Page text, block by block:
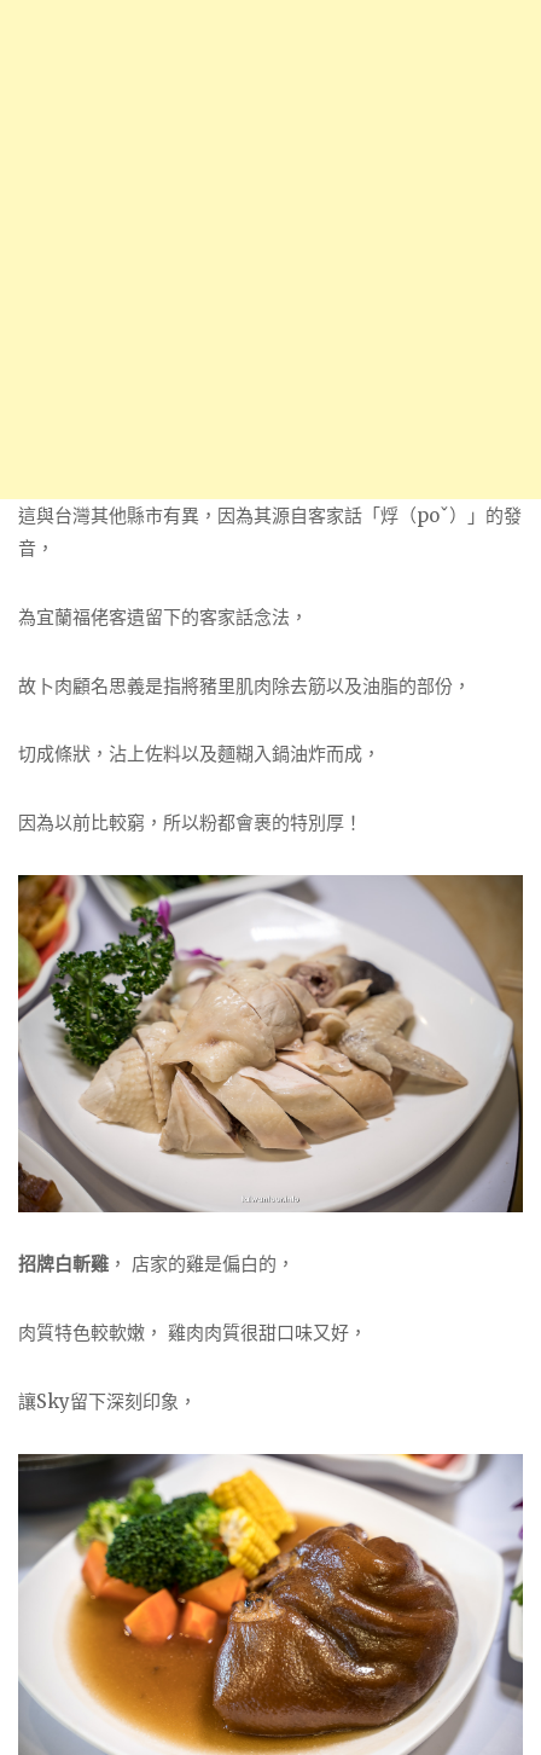
這與台灣其他縣市有異，因為其源自客家話「烰（poˇ）」的發
音，
為宜蘭福佬客遺留下的客家話念法，
故卜肉顧名思義是指將豬里肌肉除去筋以及油脂的部份，
切成條狀，沾上佐料以及麵糊入鍋油炸而成，
因為以前比較窮，所以粉都會裹的特別厚！
招牌白斬雞 ， 店家的雞是偏白的，
肉質特色較軟嫩， 雞肉肉質很甜口味又好，
讓Sky留下深刻印象，